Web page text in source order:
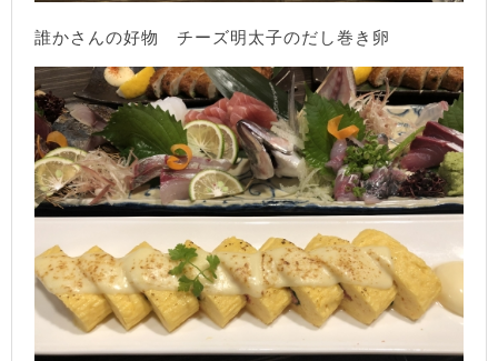
誰かさんの好物 チーズ明太子のだし巻き卵